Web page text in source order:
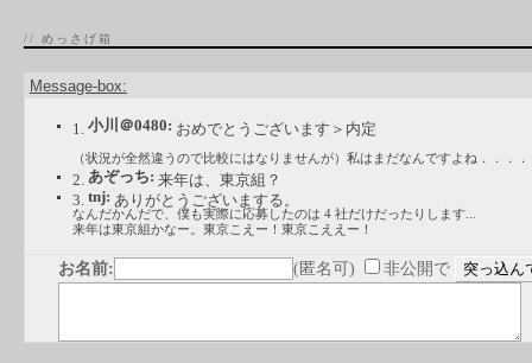
// めっさげ箱
Message-box:
1. 小川＠0480: おめでとうございます＞内定
（状況が全然違うので比較にはなりませんが）私はまだなんですよね．．．
2. あぞっち: 来年は、東京組？
3. tnj: ありがとうございまする。
なんだかんだで、僕も実際に応募したのは 4 社だけだったりします...
来年は東京組かなー。東京こえー！東京こええー！
お名前: (匿名可) 非公開で